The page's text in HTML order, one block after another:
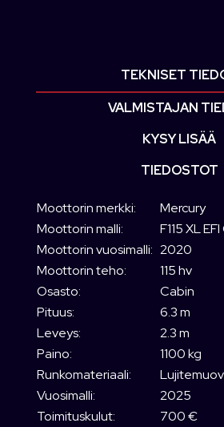
TEKNISET
VALMISTAJAN
KYSY LISÄÄ
TIEDOSTOT
Moottorin merkki:
Mercury
Moottorin malli:
F115 XL
Moottorin vuosimalli: 2020
Moottorin teho:
115 hv
Osasto:
Cabin
Pituus:
6.3 m
Leveys:
2.3 m
Paino:
1100 kg
Runkomateriaali:
Vuosimalli:
2025
Toimituskulut:
700 €